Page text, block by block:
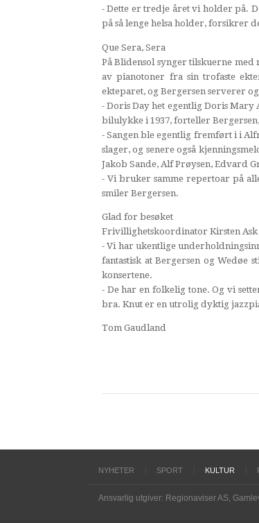
- Dette er tredje året vi holder på.
på så lenge helsa holder, forsikrer
Que Sera, Sera
På Blidensol synger tilskuerne
av pianotoner fra sin trofaste
ekteparet, og Bergersen serverer
- Doris Day het egentlig Doris
bilulykke i 1937, forteller
- Sangen ble egentlig fremført i i
slager, og senere også
Jakob Sande, Alf Prøysen, Edvard
- Vi bruker samme repertoar på alle
smiler Bergersen.
Glad for besøket
Frivillighetskoordinator Kirsten Ask
- Vi har ukentlige
fantastisk at Bergersen og Wedøe
konsertene.
- De har en folkelig tone. Og vi
bra. Knut er en utrolig dyktig
Tom Gaudland
NYHETER SPORT KULTUR
Ansvarlig utgiver: Regionaviser AS,